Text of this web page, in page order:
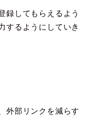
録してもらえるよう
するようにしていき
外部リンクを減らす